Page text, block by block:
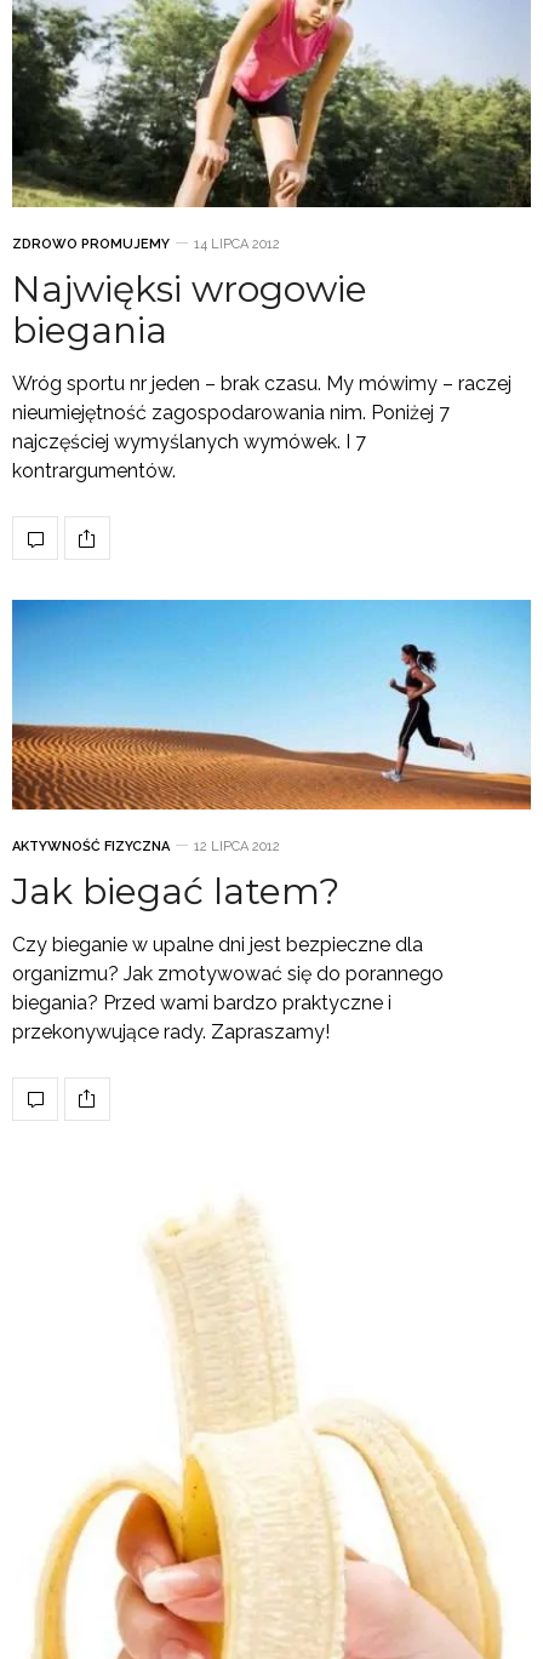
ZDROWO PROMUJEMY 14 LIPCA 2012
Najwięksi wrogowie
biegania
Wróg sportu nr jeden – brak czasu. My mówimy – raczej
nieumiejętność zagospodarowania nim. Poniżej 7
najczęściej wymyślanych wymówek. I 7
kontrargumentów.
AKTYWNOŚĆ FIZYCZNA 12 LIPCA 2012
Jak biegać latem?
Czy bieganie w upalne dni jest bezpieczne dla
organizmu? Jak zmotywować się do porannego
biegania? Przed wami bardzo praktyczne i
przekonywujące rady. Zapraszamy!